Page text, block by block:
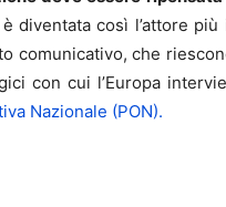
diventata così l’attore
comunicativo, che
con cui l’Europa
Nazionale (PON).